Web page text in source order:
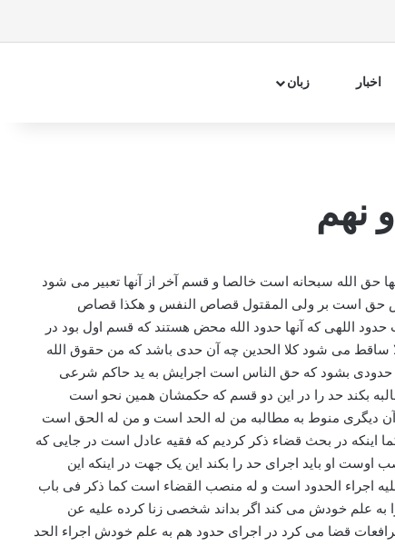
اخبار زبان
نهم
الله سبحانه است خالصا و قسم آخر از آنها تعبیر می شود
حق است بر ولی المقتول قصاص النفس و هکذا قصاص
اللهی که آنها حدود الله محض هستند که قسم اول بود در
ساقط می شود کلا الحدین چه آن حدی باشد که من حقوق الله
حدودی بشود که حق الناس است اجرایش به ید حاکم شرعی
بکند حد را در این دو قسم که حکمشان همین نحو است
آن دیگری منوط به مطالبه من له الحد است و من له الحق است
اینکه در بحث قضاء ذکر کردیم که فقیه عادل است در جایی که
او باید اجرای حد را بکند این یک جهت در اینکه این
اجراء الحدود است و له منصب القضاء است کما ذکر فی باب
به علم خودش می کند اگر بداند شخصی زنا کرده علیه عن
قضا می کرد در اجرای حدود هم به علم خودش اجراء الحد